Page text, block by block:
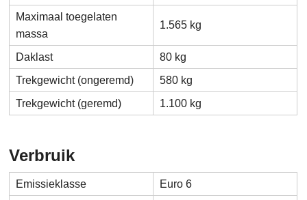
Maximaal toegelaten
massa
1.565 kg
Daklast
80 kg
Trekgewicht (ongeremd)
580 kg
Trekgewicht (geremd)
1.100 kg
Verbruik
Emissieklasse
Euro 6